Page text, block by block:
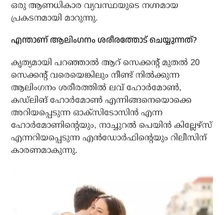
ഒരു ആണധികാര വ്യവസ്ഥയുടെ നഗ്നമായ
പ്രകടനമായി മാറുന്നു.
എന്താണ് ആലിംഗനം ശരീരത്തോട് ചെയ്യുന്നത്?
കൃത്യമായി പറഞ്ഞാല്‍ ആറ് സെക്കന്റ് മുതല്‍ 20
സെക്കന്റ് വരെയെങ്കിലും നീണ്ട് നില്‍ക്കുന്ന
ആലിംഗനം ശരീരത്തില്‍ ലവ് ഹോര്‍മോണ്‍,
കഡ്‌ലിങ് ഹോര്‍മോണ്‍ എന്നിങ്ങനെയൊക്കെ
അറിയപ്പെടുന്ന ഓക്‌സിടോസിന്‍ എന്ന
ഹോര്‍മോണിന്റെയും, നാച്ചുറല്‍ പെയിന്‍ കില്ലേഴ്സ്
എന്നറിയപ്പെടുന്ന എന്‍ഡോര്‍ഫിന്റെയും റിലീസിന്
കാരണമാകുന്നു.